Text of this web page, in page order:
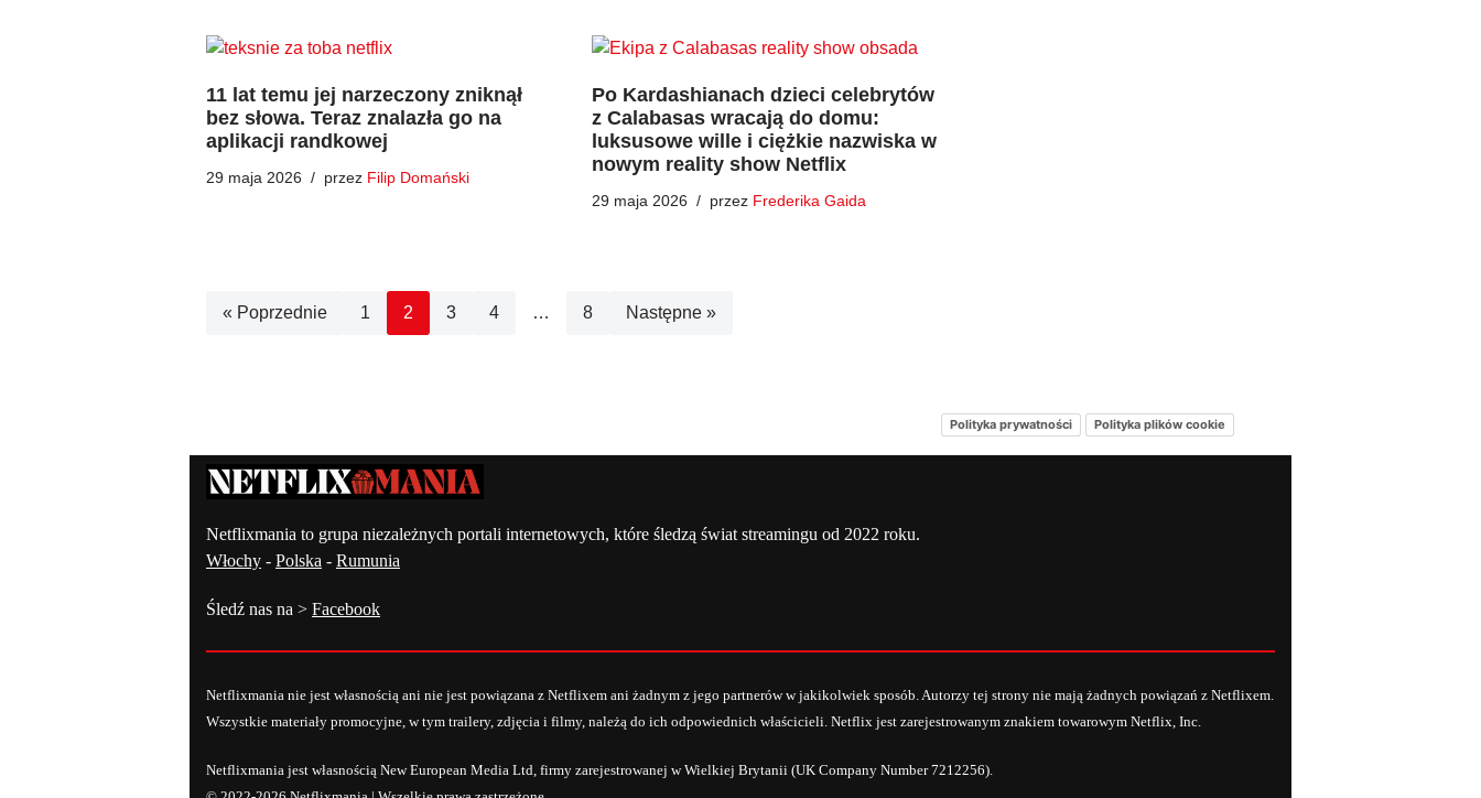
11 lat temu jej narzeczony zniknął
bez słowa. Teraz znalazła go na
aplikacji randkowej
29 maja 2026 przez Filip Domański
Po Kardashianach dzieci celebrytów
z Calabasas wracają do domu:
luksusowe wille i ciężkie nazwiska w
nowym reality show Netflix
29 maja 2026 przez Frederika Gaida
« Poprzednie 1 2 3 4 … 8 Następne »
Polityka prywatności Polityka plików cookie
Netflixmania to grupa niezależnych portali internetowych, które śledzą świat streamingu od 2022 roku.
Włochy - Polska - Rumunia
Śledź nas na > Facebook
Netflixmania nie jest własnością ani nie jest powiązana z Netflixem ani żadnym z jego partnerów w jakikolwiek sposób. Autorzy tej strony nie mają żadnych powiązań z Netflixem.
Wszystkie materiały promocyjne, w tym trailery, zdjęcia i filmy, należą do ich odpowiednich właścicieli. Netflix jest zarejestrowanym znakiem towarowym Netflix, Inc.
Netflixmania jest własnością New European Media Ltd, firmy zarejestrowanej w Wielkiej Brytanii (UK Company Number 7212256).